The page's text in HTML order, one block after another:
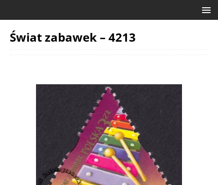
Świat zabawek – 4213